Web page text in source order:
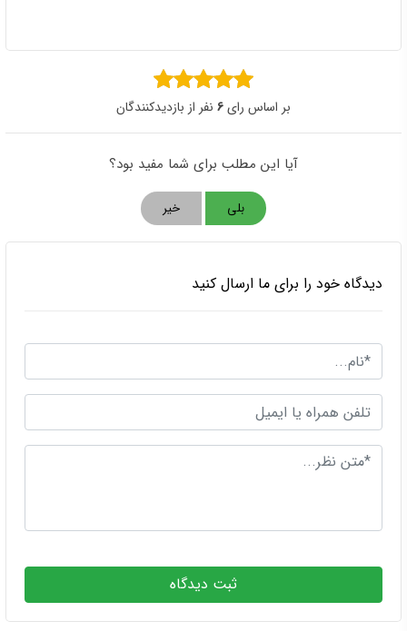
بر اساس رای6 نفر از بازدیدکنندگان
آیا این مطلب برای شما مفید بود؟
بلی خیر
دیدگاه خود را برای ما ارسال کنید
ثبت دیدگاه